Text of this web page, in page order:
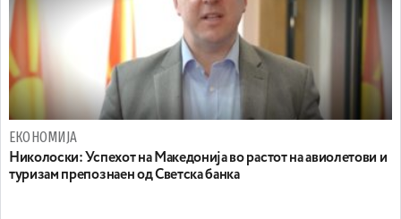
ЕКОНОМИЈА
Николоски: Успехот на Македонија во растот на авиолетови и
туризам препознаен од Светска банка